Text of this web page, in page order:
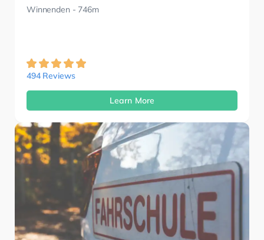
Winnenden - 746m
494 Reviews
Learn More